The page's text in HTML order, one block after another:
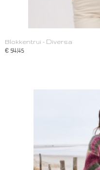
Blokkentrui - Diversa
€ 54,45